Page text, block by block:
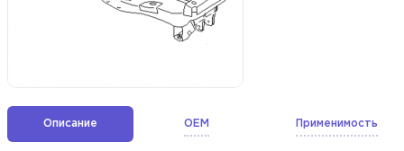
Описание OEM Применимость